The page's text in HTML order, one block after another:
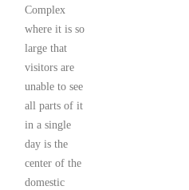
Complex
where it is so
large that
visitors are
unable to see
all parts of it
in a single
day is the
center of the
domestic